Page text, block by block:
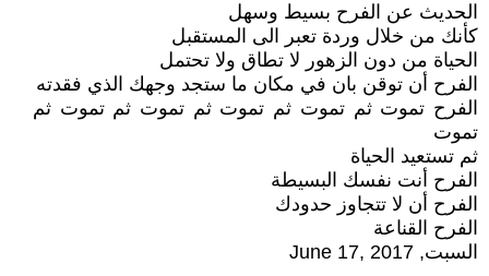
الحديث عن الفرح بسيط وسهل
كأنك من خلال وردة تعبر الى المستقبل
الحياة من دون الزهور لا تطاق ولا تحتمل
الفرح أن توقن بان في مكان ما ستجد وجهك الذي فقدته
الفرح تموت ثم تموت ثم تموت ثم تموت ثم تموت ثم
تموت
ثم تستعيد الحياة
الفرح أنت نفسك البسيطة
الفرح أن لا تتجاوز حدودك
الفرح القناعة
السبت, June 17, 2017